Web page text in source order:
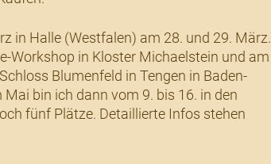
in Halle (Westfalen) am 28. und 29. März.
Workshop in Kloster Michaelstein und am
Blumenfeld in Tengen in Baden-
bin ich dann vom 9. bis 16. in den
fünf Plätze. Detaillierte Infos stehen